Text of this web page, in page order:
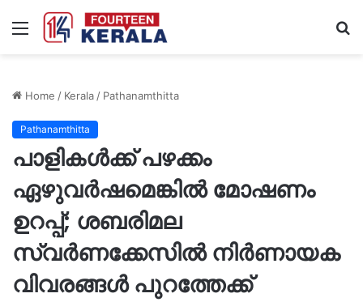
Menu
Home / Kerala/ Pathanamthitta
Pathanamthitta
പാളികൾക്ക് പഴക്കം
ഏഴുവർഷമെങ്കിൽ മോഷണം
ഉറപ്പ്; ശബരിമല
സ്വർണക്കേസിൽ നിർണായക
വിവരങ്ങൾ പുറത്തേക്ക്